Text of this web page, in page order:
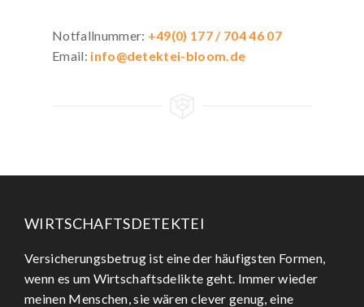
Notfallnummer: +49(0) 177 / 704 46 07
Email: info@detektei-bloom.de
WIRTSCHAFTSDETEKTEI
Versicherungsbetrug ist eine der häufigsten Formen,
wenn es um Wirtschaftsdelikte geht. Immer wieder
meinen Menschen, sie wären clever genug, eine